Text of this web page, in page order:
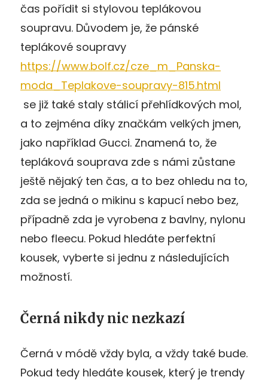
čas pořídit si stylovou teplákovou
soupravu. Důvodem je, že pánské
teplákové soupravy
https://www.bolf.cz/cze_m_Panska-
moda_Teplakove-soupravy-815.html
se již také staly stálicí přehlídkových mol,
a to zejména díky značkám velkých jmen,
jako například Gucci. Znamená to, že
tepláková souprava zde s námi zůstane
ještě nějaký ten čas, a to bez ohledu na to,
zda se jedná o mikinu s kapucí nebo bez,
případně zda je vyrobena z bavlny, nylonu
nebo fleecu. Pokud hledáte perfektní
kousek, vyberte si jednu z následujících
možností.
Černá nikdy nic nezkazí
Černá v módě vždy byla, a vždy také bude.
Pokud tedy hledáte kousek, který je trendy